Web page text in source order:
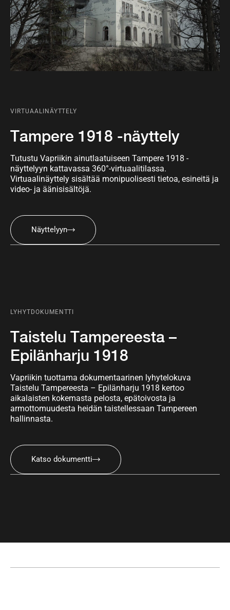
VIRTUAALINÄYTTELY
Tampere 1918 -näyttely
Tutustu Vapriikin ainutlaatuiseen Tampere 1918 -
näyttelyyn kattavassa 360°-virtuaalitilassa.
Virtuaalinäyttely sisältää monipuolisesti tietoa, esineitä ja
video- ja äänisisältöjä.
Näyttelyyn
LYHYTDOKUMENTTI
Taistelu Tampereesta –
Epilänharju 1918
Vapriikin tuottama dokumentaarinen lyhytelokuva
Taistelu Tampereesta – Epilänharju 1918 kertoo
aikalaisten kokemasta pelosta, epätoivosta ja
armottomuudesta heidän taistellessaan Tampereen
hallinnasta.
Katso dokumentti